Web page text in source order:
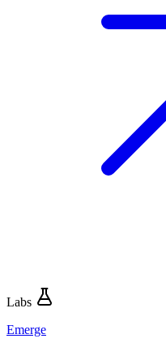
Labs
Emerge